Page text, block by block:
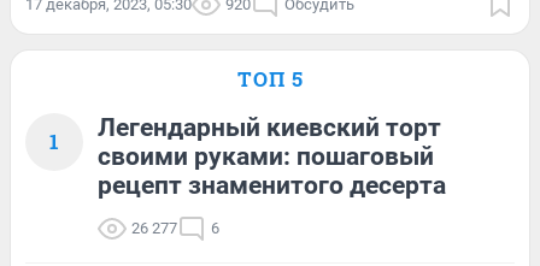
17 декабря, 2023, 05:30 920 Обсудить
ТОП 5
1
Легендарный киевский торт
своими руками: пошаговый
рецепт знаменитого десерта
26 277 6